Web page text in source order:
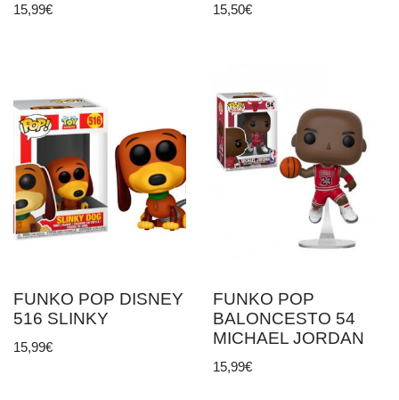
15,99€ 15,50€
FUNKO POP DISNEY
516 SLINKY
15,99€
FUNKO POP
BALONCESTO 54
MICHAEL JORDAN
15,99€